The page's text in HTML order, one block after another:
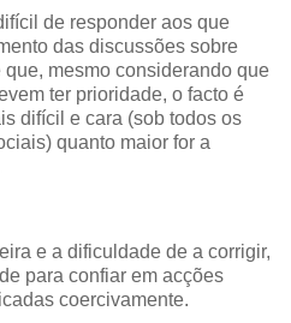
de responder aos que
das discussões sobre
mesmo considerando que
ter prioridade, o facto é
difícil e cara (sob todos os
quanto maior for a
e a dificuldade de a corrigir,
para confiar em acções
coercivamente.